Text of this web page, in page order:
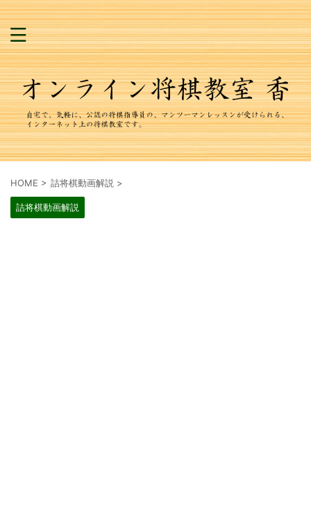
HOME > 詰将棋動画解説 >
詰将棋動画解説